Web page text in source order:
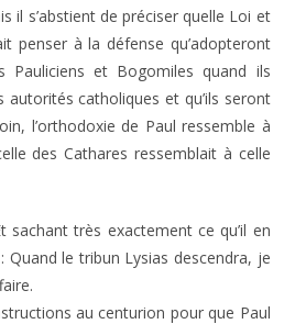
il s’abstient de préciser quelle Loi et
penser à la défense qu’adopteront
Pauliciens et Bogomiles quand ils
catholiques et qu’ils seront
l’orthodoxie de Paul ressemble à
des Cathares ressemblait à celle
sachant très exactement ce qu’il en
le tribun Lysias descendra, je
au centurion pour que Paul